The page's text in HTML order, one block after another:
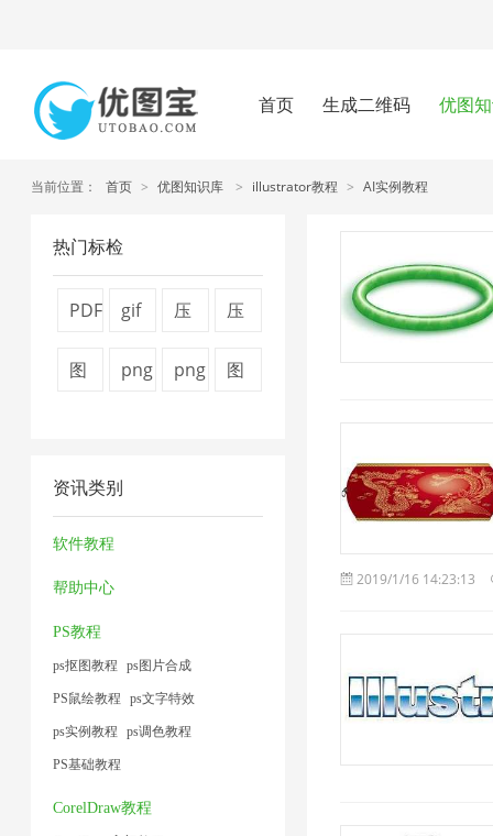
首页 生成二维码 优图
当前位置： 首页 > 优图知识库 > illustrator教程 > AI实例教程
热门标检
PDF
缩
1
gif
缩
2
压
压
小
图
缩
技
术
1
png
压
png
图
资讯类别
软件教程
帮助中心
PS教程
ps抠图教程 ps图片合成
PS鼠绘教程 ps文字特效
ps实例教程 ps调色教程
PS基础教程
CorelDraw教程
2019/1/16 14:23:13